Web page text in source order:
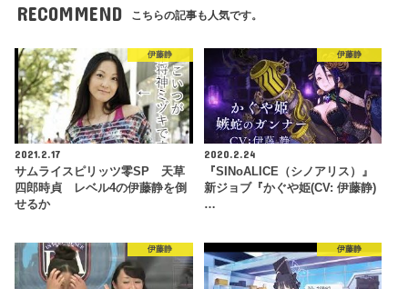
RECOMMEND こちらの記事も人気です。
伊藤静
2021.2.17
サムライスピリッツ零SP 天草
四郎時貞 レベル4の伊藤静を倒
せるか
伊藤静
2020.2.24
『SINoALICE（シノアリス）』
新ジョブ『かぐや姫(CV: 伊藤静)
…
伊藤静 伊藤静